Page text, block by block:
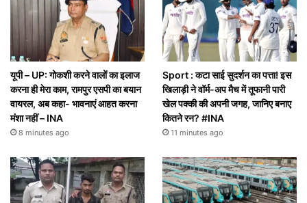
यूपी – UP: गोकशी करने वालों का इलाज
करना ही मेरा काम, रामपुर एसपी का बयान
वायरल, अब कहा- भावनाएं आहत करना
मंशा नहीं – INA
8 minutes ago
Sport : कटा साई सुदर्शन का पत्ता! इस
खिलाड़ी ने वॉर्म-अप मैच में तूफानी पारी
खेल पक्की की अपनी जगह, जानिए बनाए
कितने रन? #INA
11 minutes ago